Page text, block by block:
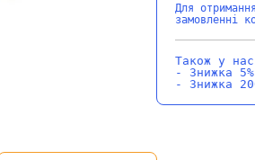
Для
замовленні
Також у
- Знижка
- Знижка